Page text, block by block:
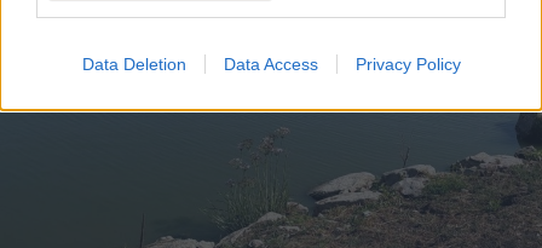
Data Deletion Data Access Privacy Policy